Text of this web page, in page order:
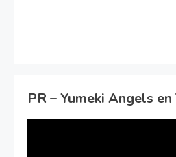
PR – Yumeki Angels